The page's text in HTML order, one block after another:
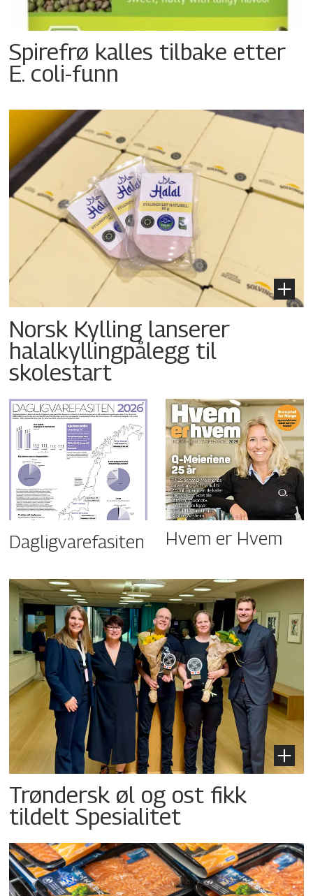
Spirefrø kalles tilbake etter
E. coli-funn
Norsk Kylling lanserer
halalkyllingpålegg til
skolestart
Dagligvarefasiten Hvem er Hvem
Trøndersk øl og ost fikk
tildelt Spesialitet